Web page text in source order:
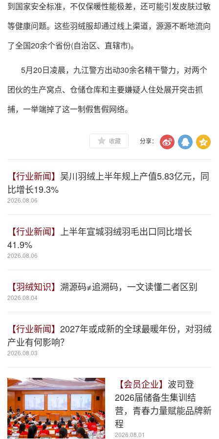
到国家安全标准，不仅保暖性能极差，还可能引发皮肤过敏
等健康问题。这些羽绒服却通过线上渠道，源源不断地流向
了全国20余个省份(自治区、直辖市)。
5月20日凌晨，九江警方出动30余名精干警力，对两个
团伙的生产窝点、仓储仓库和主要嫌疑人住处展开突击抓
捕，一举端掉了这一制假售假网络。
收藏 分享：
【行业新闻】 吴川羽绒上半年规上产值5.83亿元，同
比增长19.3%
2026.08.06
【行业新闻】
上半年宣城羽绒羽毛出口同比增长
41.9%
2026.08.06
【羽绒知识】 溯源码≠追溯码，一文读懂二者区别
2026.08.04
【行业新闻】 2027年或成新的全球最暖年份，对羽绒
产业有何影响？
2026.08.03
【会员企业】 波司登
2026届储备生集训结
营，青春力量赋能品牌新
程
2026.08.01